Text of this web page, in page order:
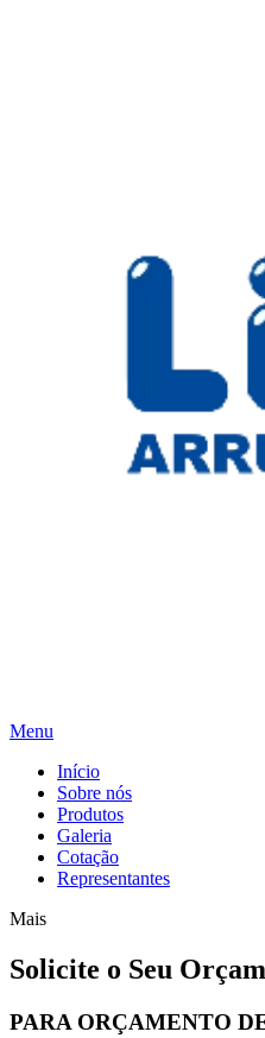
Menu
Início
Sobre nós
Produtos
Galeria
Cotação
Representantes
Mais
Solicite o Seu
PARA ORÇAMENTO